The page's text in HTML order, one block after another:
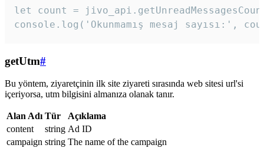
let count =
console.log('Okunmamış mesaj sayısı:',
getUtm#
Bu yöntem, ziyaretçinin ilk site ziyareti sırasında web sitesi url'si
içeriyorsa, utm bilgisini almanıza olanak tanır.
Alan Adı Tür
Açıklama
content
string Ad ID
campaign string The name of the campaign